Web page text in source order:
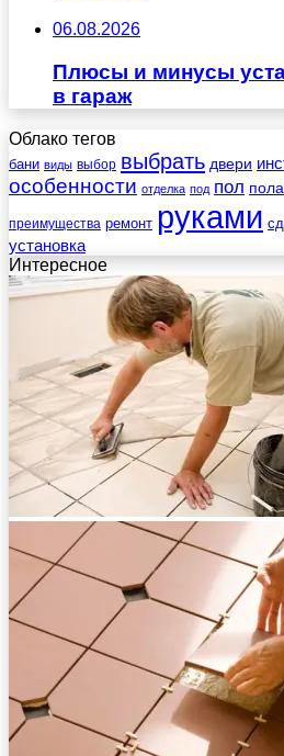
06.08.2026
Плюсы и минусы
в гараж
Облако тегов
бани виды выбор выбрать двери
особенности отделка под пол пола
преимущества ремонт руками
установка
Интересное